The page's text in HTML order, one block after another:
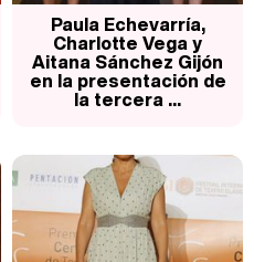
Paula Echevarría,
Charlotte Vega y
Aitana Sánchez Gijón
en la presentación de
la tercera ...